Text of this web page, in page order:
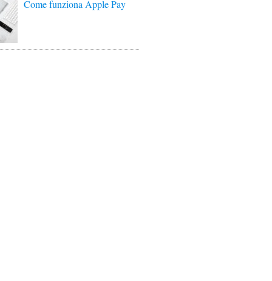
Come funziona Apple Pay